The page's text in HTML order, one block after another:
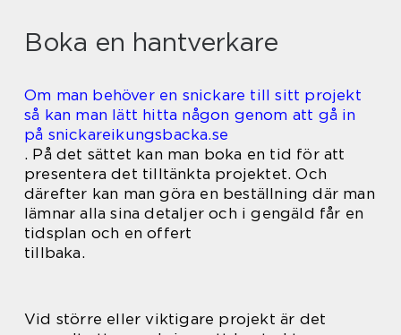
Boka en hantverkare
Om man behöver en snickare till sitt projekt
så kan man lätt hitta någon genom att gå in
på snickareikungsbacka.se
. På det sättet kan man boka en tid för att
presentera det tilltänkta projektet. Och
därefter kan man göra en beställning där man
lämnar alla sina detaljer och i gengäld får en
tidsplan och en offert
tillbaka.
Vid större eller viktigare projekt är det